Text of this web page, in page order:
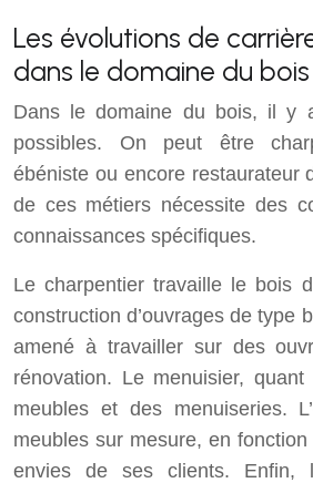
Les évolutions de
dans le domaine du bois
Dans le domaine du bois, il y
possibles. On peut être
ébéniste ou encore restaurateur
de ces métiers nécessite des
connaissances spécifiques.
Le charpentier travaille le bois
construction d’ouvrages de type
amené à travailler sur des
rénovation. Le menuisier,
meubles et des menuiseries.
meubles sur mesure, en
envies de ses clients. Enfin,